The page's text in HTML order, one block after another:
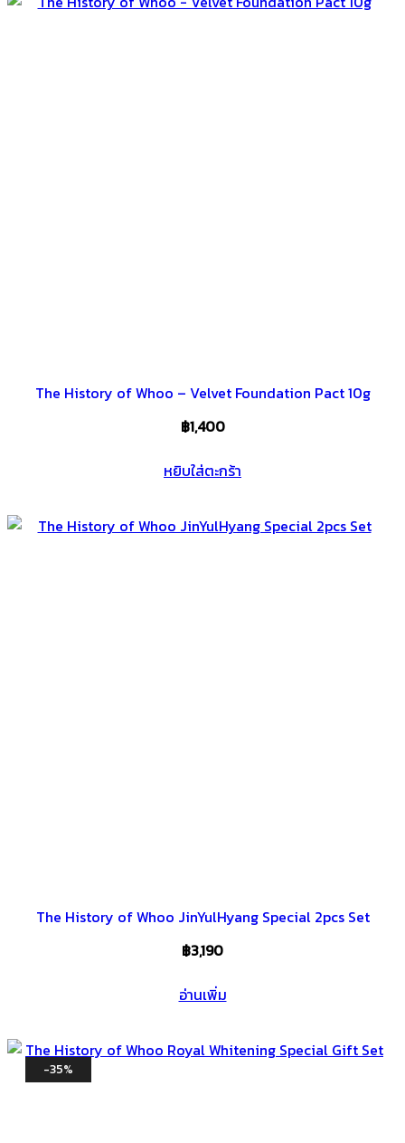
The History of Whoo – Velvet Foundation Pact 10g
฿1,400
หยิบใส่ตะกร้า
The History of Whoo JinYulHyang Special 2pcs Set
฿3,190
อ่านเพิ่ม
-35%